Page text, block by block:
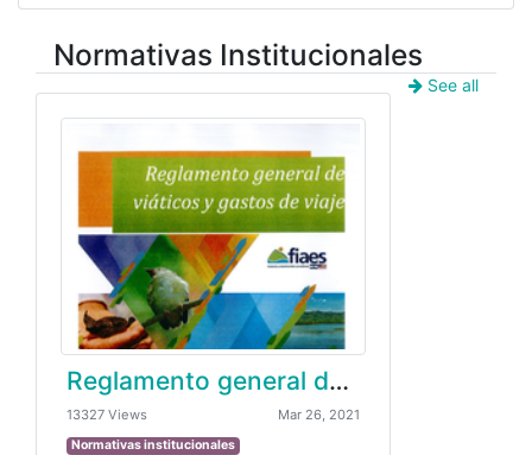
Normativas Institucionales
See all
Reglamento general de viáticos y gastos de viaje
13327 Views Mar 26, 2021
Normativas institucionales